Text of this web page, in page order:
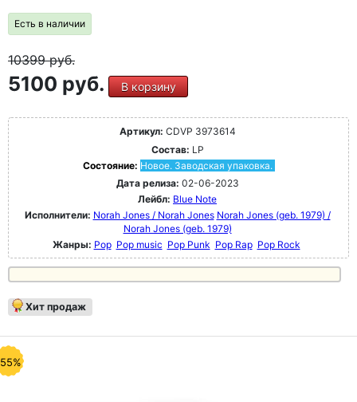
Есть в наличии
10399руб.
5100 руб. В корзину
Артикул: CDVP 3973614
Состав: LP
Состояние: Новое. Заводская упаковка.
Дата релиза: 02-06-2023
Лейбл: Blue Note
Исполнители: Norah Jones / Norah Jones Norah Jones (geb. 1979) /
Norah Jones (geb. 1979)
Жанры: Pop Pop music Pop Punk Pop Rap Pop Rock
Хит продаж